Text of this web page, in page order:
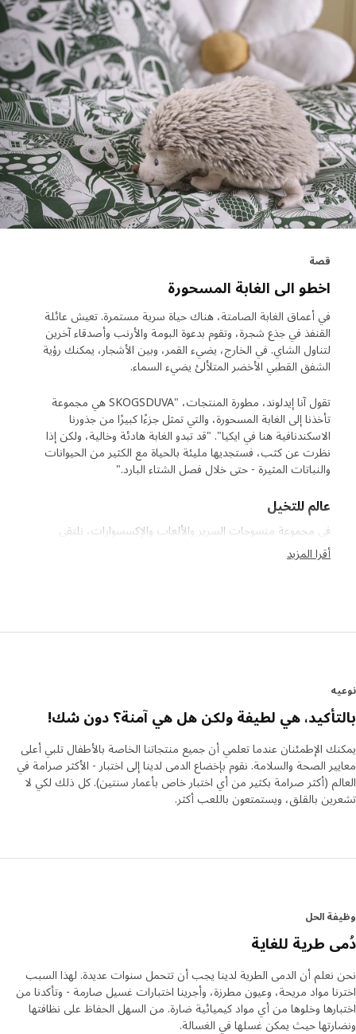
قصة
اخطو الى الغابة المسحورة
في أعماق الغابة الصامتة، هناك حياة سرية مستمرة. تعيش عائلة
القنفذ في جذع شجرة، وتقوم بدعوة البومة والأرنب وأصدقاء آخرين
لتناول الشاي. في الخارج، يضيء القمر، وبين الأشجار، يمكنك رؤية
الشفق القطبي الأخضر المتلألئ يضيء السماء.
تقول آنا إيدلوند، مطورة المنتجات، "SKOGSDUVA هي مجموعة
تأخذنا إلى الغابة المسحورة، والتي تمثل جزءًا كبيرًا من جذورنا
الاسكندنافية هنا في ايكيا". "قد تبدو الغابة هادئة وخالية، ولكن إذا
نظرت عن كثب، فستجديها مليئة بالحياة مع الكثير من الحيوانات
والنباتات المثيرة - حتى خلال فصل الشتاء البارد."
عالم للتخيل
في مجموعة منسوجات السرير والألعاب والإكسسوارات، نلتقي
بحيوانات نموذجية للدول الاسكندنافية. بالإضافة إلى عائلة القنفذ
وأصدقائهم، هناك الثعلب القطبي الشمالي الأبيض، وثعالب الماء،
حد ما، وآمل أن يلهموا الأطفال والكبار على حد سواء ليبتكروا قصصهم
تعبيرات الوجه والعواطف الصحيحة.
ناعمة مثل الطحلب
إحدى الأشياء المفضلة لدى آنا هي السجادة الخضراء. "إنها ناعمة
ولطيفة، مثل الطحلب في الغابة، ومثالية للعب عليها. الوسائد في
المجموعة تصبح مثل الزهور الناعمة والفطر الذي يخرج من السجادة."
وتأمل آنا أن تساهم المجموعة في تعزيز الاهتمام بالغابة وفهمها. "إن
أقرا المزيد
هي لطيفة ولكن هل هي آمنة؟ دون شك!
الإطمئنان عندما تعلمي أن جميع منتجاتنا الخاصة بالأطفال تلبي أعلى
الصحة والسلامة. نقوم بإخضاع الدمى لدينا إلى اختبار - الأكثر صرامة في
(أكثر صرامة بكثير من أي اختبار خاص بأعمار سنتين). كل ذلك لكي لا
بالقلق، ويستمتعون باللعب أكثر.
الحل
طرية للغاية
نعلم أن الدمى الطرية لدينا يجب أن تتحمل سنوات عديدة. لهذا السبب
مواد مريحة، وعيون مطرزة، وأجرينا اختبارات غسيل صارمة - وتأكدنا من
وخلوها من أي مواد كيميائية ضارة. من السهل الحفاظ على نظافتها
حيث يمكن غسلها في الغسالة.